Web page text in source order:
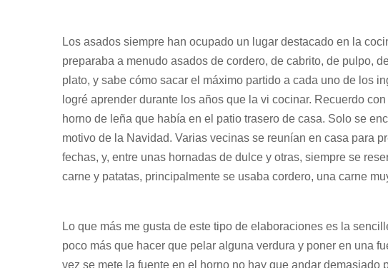
Los asados siempre han ocupado un lugar destacado en la
preparaba a menudo asados de cordero, de cabrito, de pulpo,
plato, y sabe cómo sacar el máximo partido a cada uno de los
logré aprender durante los años que la vi cocinar. Recuerdo
horno de leña que había en el patio trasero de casa. Solo se
motivo de la Navidad. Varias vecinas se reunían en casa para
fechas, y, entre unas hornadas de dulce y otras, siempre se
carne y patatas, principalmente se usaba cordero, una carne
Lo que más me gusta de este tipo de elaboraciones es la
poco más que hacer que pelar alguna verdura y poner en una
vez se mete la fuente en el horno no hay que andar demasiado